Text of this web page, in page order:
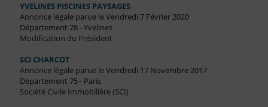
YVELINES PISCINES PAYSAGES
Annonce légale parue le Vendredi 7 Février 2020
Département 78 - Yvelines
Modification du Président
SCI CHARCOT
Annonce légale parue le Vendredi 17 Novembre 2017
Département 75 - Paris
Société Civile Immobilière (SCI)